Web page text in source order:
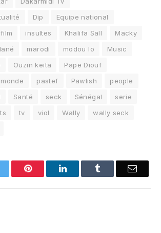
Dip
Equipe national
film insultes Khalifa Sall
Macky
marodi modou lo
Music
Ouzin keita
Pape Diouf
pastef Pawlish
people
Santé seck Sénégal
serie
tv viol Wally
wally seck
Pinterest LinkedInTumblr Email